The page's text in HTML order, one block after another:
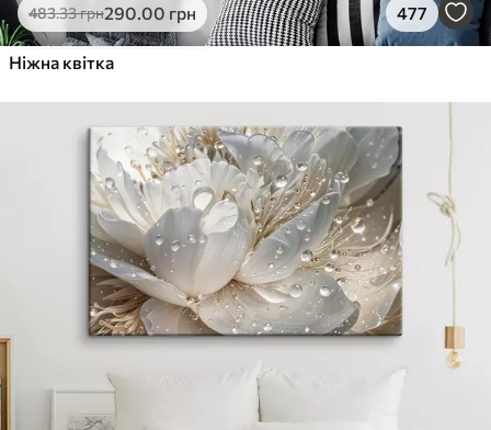
483.33грн290.00 грн 477
Ніжна квітка